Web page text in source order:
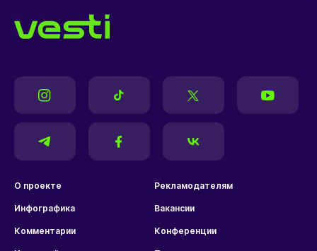
О проекте Рекламодателям
Инфографика Вакансии
Комментарии Конференции